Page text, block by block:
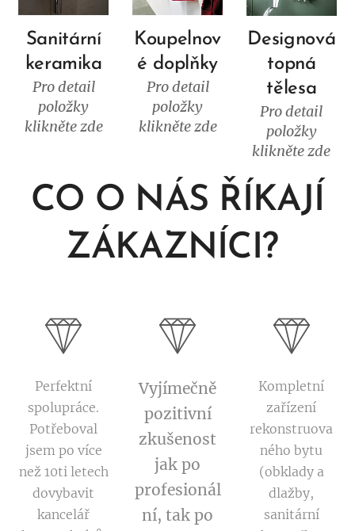
Sanitární
keramika
Pro detail
položky
klikněte zde
Koupelnov
é doplňky
Pro detail
položky
klikněte zde
Designová
topná
tělesa
Pro detail
položky
klikněte zde
CO O NÁS ŘÍKAJÍ
ZÁKAZNÍCI?
Perfektní
spolupráce.
Potřeboval
jsem po více
než 10ti letech
dovybavit
kancelář
Vyjímečně
pozitivní
zkušenost
jak po
profesionál
ní, tak po
Kompletní
zařízení
rekonstruova
ného bytu
(obklady a
dlažby,
sanitární